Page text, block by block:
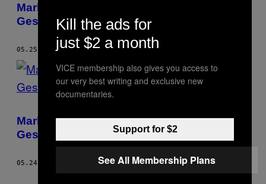
Marlene Dietrich kämpfte gegen Nazis und
Geschlechterkonventionen
05.25.17 BYKRISTEN YOONSOO KIM
Marlene Dietrich kämpfte gegen Nazis und
Geschlechterkonventionen
05.24.17 KRISTEN YOONSOO KIM
Kill the ads for
just $2 a month
VICE membership also gives you access to
our very best writing and exclusive new
documentaries.
Support for $2
See All Membership Plans